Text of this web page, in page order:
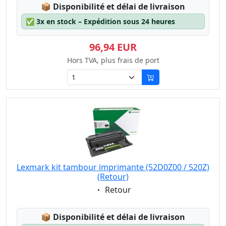
📦 Lagerstatus:
Disponibilité et délai de livraison
✅ 3x en stock – Expédition sous 24 heures
96,94 EUR
Hors TVA, plus frais de port
Lexmark kit tambour imprimante (52D0Z00 / 520Z)
(Retour)
Eigenschaft:
Retour
📦 Lagerstatus:
Disponibilité et délai de livraison